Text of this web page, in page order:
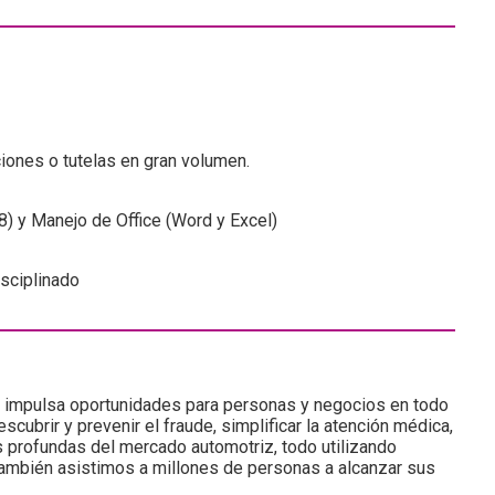
o tutelas en gran volumen.
y Manejo de Office (Word y Excel)
oportunidades para personas y negocios en todo
y prevenir el fraude, simplificar la atención médica,
del mercado automotriz, todo utilizando
asistimos a millones de personas a alcanzar sus